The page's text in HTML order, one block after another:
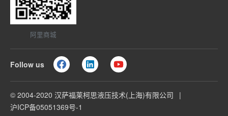
阿里商城
Follow us
© 2004-2020 汉萨福莱柯思液压技术(上海)有限公司
沪ICP备05051369号-1